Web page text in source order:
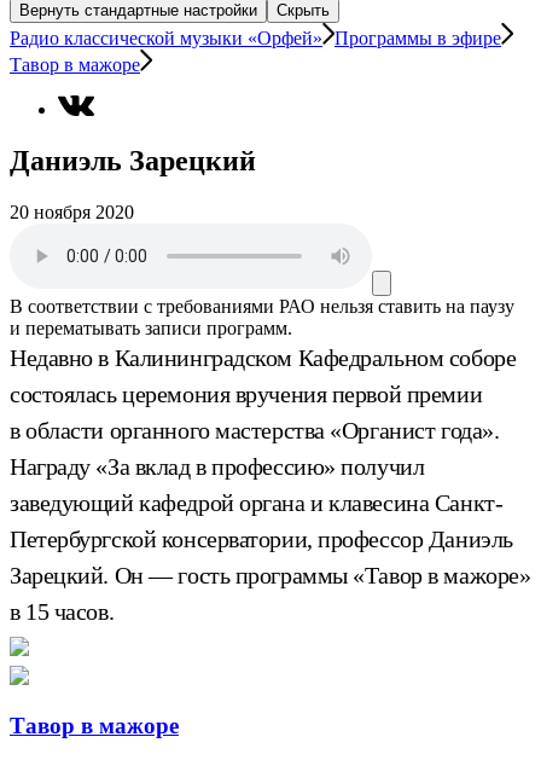
Вернуть стандартные настройки
Скрыть
Радио классической музыки «Орфей»
Программы в эфире
Тавор в мажоре
Даниэль Зарецкий
20 ноября 2020
В соответствии с требованиями РАО нельзя ставить на паузу
и перематывать записи программ.
Недавно в Калининградском Кафедральном соборе
состоялась церемония вручения первой премии
в области органного мастерства «Органист года».
Награду «За вклад в профессию» получил
заведующий кафедрой органа и клавесина Санкт-
Петербургской консерватории, профессор Даниэль
Зарецкий. Он — гость программы «Тавор в мажоре»
в 15 часов.
Тавор в мажоре